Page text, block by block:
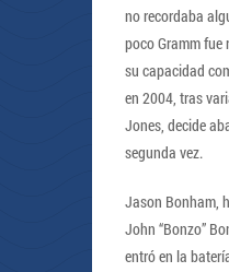
no recordaba
poco Gramm fue
su capacidad
en 2004, tras
Jones, decide
segunda vez.
Jason Bonham,
John “Bonzo”
entró en la